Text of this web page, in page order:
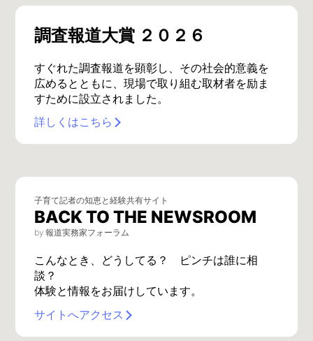
調査報道大賞 ２０２６
すぐれた調査報道を顕彰し、その社会的意義を
広めるとともに、現場で取り組む取材者を励ま
すために設立されました。
詳しくはこちら
子育て記者の知恵と経験共有サイト
BACK TO THE NEWSROOM
by 報道実務家フォーラム
こんなとき、どうしてる？ ピンチは誰に相
談？
体験と情報をお届けしています。
サイトへアクセス